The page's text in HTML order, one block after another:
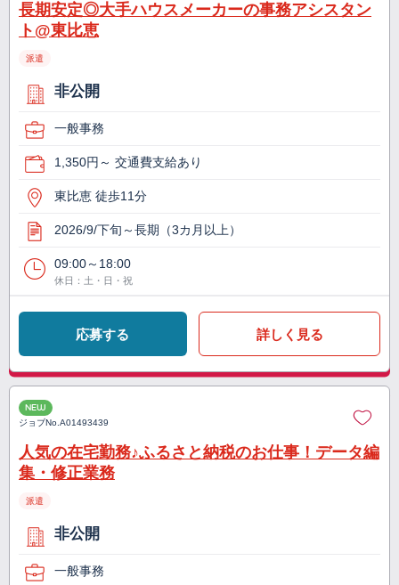
長期安定◎大手ハウスメーカーの事務アシスタン
ト@東比恵
派遣
非公開
一般事務
1,350円～ 交通費支給あり
東比恵 徒歩11分
2026/9/下旬～長期（3カ月以上）
09:00～18:00
休日：土・日・祝
応募する 詳しく見る
NEW
ジョブNo.A01493439
人気の在宅勤務♪ふるさと納税のお仕事！データ編
集・修正業務
派遣
非公開
一般事務